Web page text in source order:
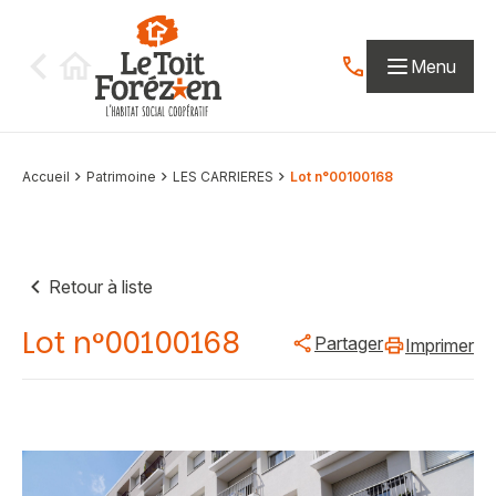
Contactez-nous
Menu
Accueil Patrimoine LES CARRIERES Lot n°00100168
Retour à liste
Lot n°00100168 Partager Imprimer